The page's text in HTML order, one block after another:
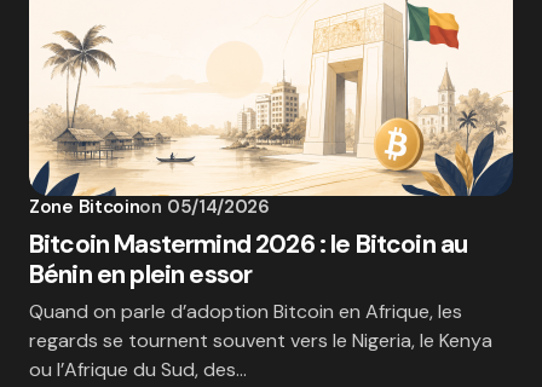
Zone Bitcoinon 05/14/2026
Bitcoin Mastermind 2026 : le Bitcoin au
Bénin en plein essor
Quand on parle d’adoption Bitcoin en Afrique, les
regards se tournent souvent vers le Nigeria, le Kenya
ou l’Afrique du Sud, des…